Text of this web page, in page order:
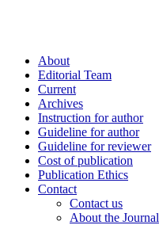
About
Editorial Team
Current
Archives
Instruction for author
Guideline for author
Guideline for reviewer
Cost of publication
Publication Ethics
Contact
Contact us
About the Journal